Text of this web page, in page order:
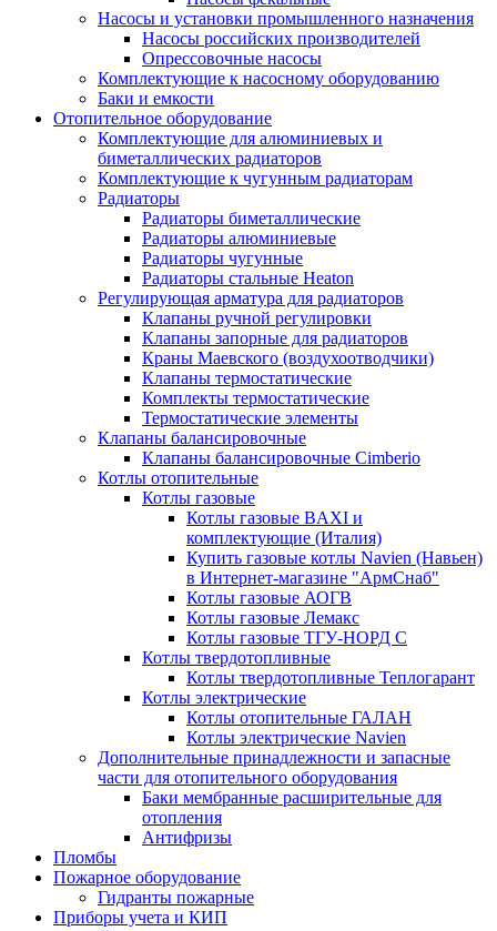
Насосы и установки промышленного назначения
Насосы российских производителей
Опрессовочные насосы
Комплектующие к насосному оборудованию
Баки и емкости
Отопительное оборудование
Комплектующие для алюминиевых и
биметаллических радиаторов
Комплектующие к чугунным радиаторам
Радиаторы
Радиаторы биметаллические
Радиаторы алюминиевые
Радиаторы чугунные
Радиаторы стальные Heaton
Регулирующая арматура для радиаторов
Клапаны ручной регулировки
Клапаны запорные для радиаторов
Краны Маевского (воздухоотводчики)
Клапаны термостатические
Комплекты термостатические
Термостатические элементы
Клапаны балансировочные
Клапаны балансировочные Cimberio
Котлы отопительные
Котлы газовые
Котлы газовые BAXI и
комплектующие (Италия)
Купить газовые котлы Navien (Навьен)
в Интернет-магазине "АрмСнаб"
Котлы газовые АОГВ
Котлы газовые Лемакс
Котлы газовые ТГУ-НОРД С
Котлы твердотопливные
Котлы твердотопливные Теплогарант
Котлы электрические
Котлы отопительные ГАЛАН
Котлы электрические Navien
Дополнительные принадлежности и запасные
части для отопительного оборудования
Баки мембранные расширительные для
отопления
Антифризы
Пломбы
Пожарное оборудование
Гидранты пожарные
Приборы учета и КИП